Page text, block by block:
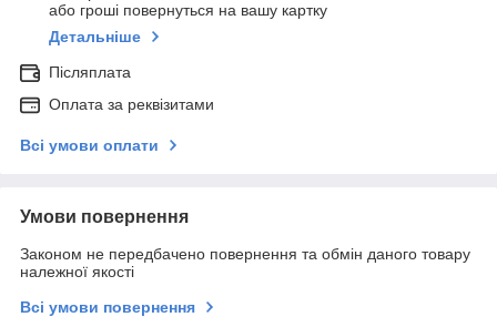
або гроші повернуться на вашу картку
Детальніше
Післяплата
Оплата за реквізитами
Всі умови оплати
Умови повернення
Законом не передбачено повернення та обмін даного товару
належної якості
Всі умови повернення